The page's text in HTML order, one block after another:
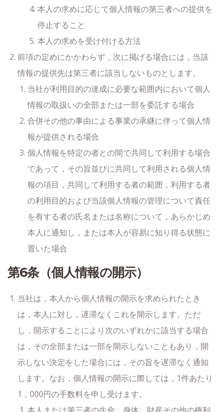
本人の求めに応じて個人情報の第三者への提供を
停止すること
本人の求めを受け付ける方法
前項の定めにかかわらず，次に掲げる場合には，当該
情報の提供先は第三者に該当しないものとします。
当社が利用目的の達成に必要な範囲内において個人
情報の取扱いの全部または一部を委託する場合
合併その他の事由による事業の承継に伴って個人情
報が提供される場合
個人情報を特定の者との間で共同して利用する場合
であって，その旨並びに共同して利用される個人情
報の項目，共同して利用する者の範囲，利用する者
の利用目的および当該個人情報の管理について責任
を有する者の氏名または名称について，あらかじめ
本人に通知し，または本人が容易に知り得る状態に
置いた場合
第6条（個人情報の開示）
当社は，本人から個人情報の開示を求められたとき
は，本人に対し，遅滞なくこれを開示します。ただ
し，開示することにより次のいずれかに該当する場合
は，その全部または一部を開示しないこともあり，開
示しない決定をした場合には，その旨を遅滞なく通知
します。なお，個人情報の開示に際しては，1件あたり
1，000円の手数料を申し受けます。